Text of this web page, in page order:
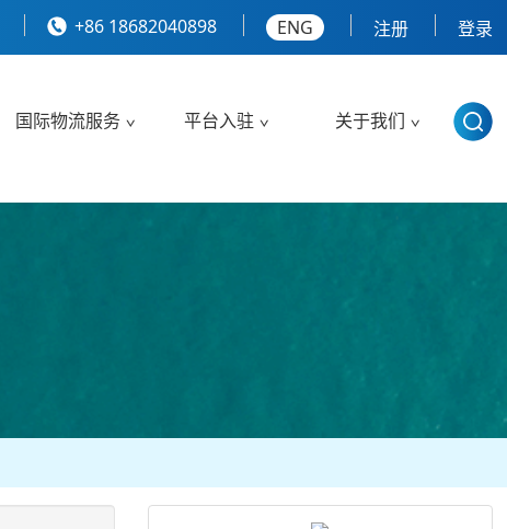
+86 18682040898 ENG 注册 登录
国际物流服务 平台入驻 关于我们